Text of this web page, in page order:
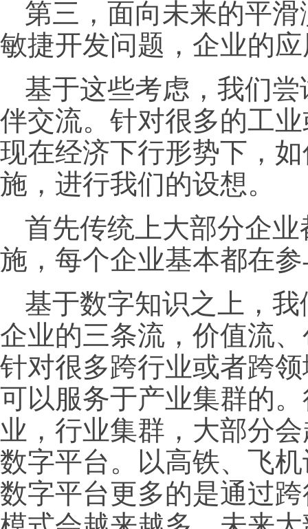
第三，面向未来的平
敏捷开发问题，企业的
基于这些考虑，我们
伴交流。针对很多的工
现在经济下行形势下，
施，进行我们的设想。
首先传统上大部分企
施，每个企业基本都在
基于数字知识之上，
企业的三条流，价值流
针对很多跨行业或者跨
可以服务于产业集群的
业，行业集群，大部分
数字平台。以高铁、飞
数字平台更多的是通过